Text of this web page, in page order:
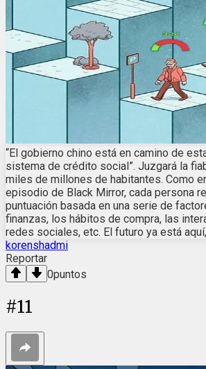
“El gobierno chino está en camino de
sistema de crédito social”. Juzgará la
miles de millones de habitantes. Como
episodio de Black Mirror, cada persona
puntuación basada en una serie de
finanzas, los hábitos de compra, las
redes sociales, etc. El futuro ya está
korenshadmi
Reportar
0puntos
#11